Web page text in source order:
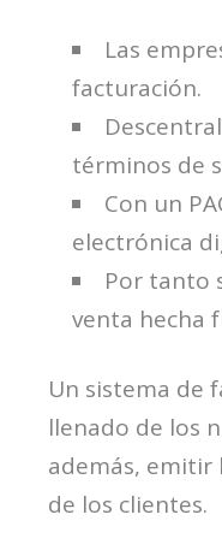
Las
facturación.
términos de
Con un
electrónica
Por tanto
venta hecha
Un sistema de
llenado de los
además, emitir
de los clientes.